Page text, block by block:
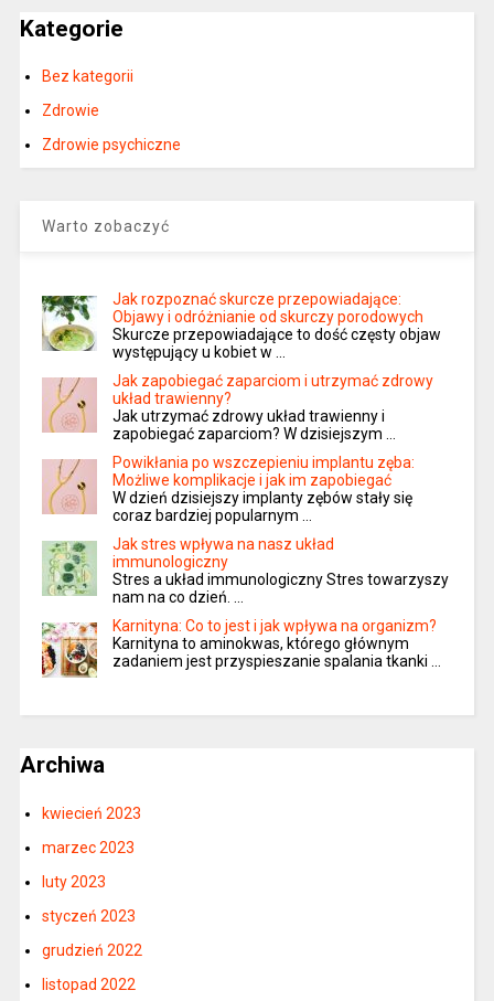
Kategorie
Bez kategorii
Zdrowie
Zdrowie psychiczne
Warto zobaczyć
Jak rozpoznać skurcze przepowiadające:
Objawy i odróżnianie od skurczy porodowych
Skurcze przepowiadające to dość częsty objaw
występujący u kobiet w …
Jak zapobiegać zaparciom i utrzymać zdrowy
układ trawienny?
Jak utrzymać zdrowy układ trawienny i
zapobiegać zaparciom? W dzisiejszym …
Powikłania po wszczepieniu implantu zęba:
Możliwe komplikacje i jak im zapobiegać
W dzień dzisiejszy implanty zębów stały się
coraz bardziej popularnym …
Jak stres wpływa na nasz układ
immunologiczny
Stres a układ immunologiczny Stres towarzyszy
nam na co dzień. …
Karnityna: Co to jest i jak wpływa na organizm?
Karnityna to aminokwas, którego głównym
zadaniem jest przyspieszanie spalania tkanki …
Archiwa
kwiecień 2023
marzec 2023
luty 2023
styczeń 2023
grudzień 2022
listopad 2022